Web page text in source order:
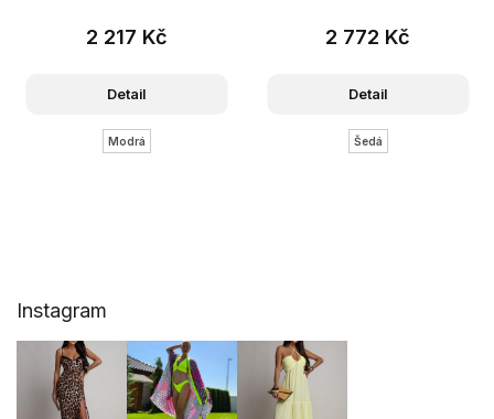
2 217 Kč
Detail
Modrá
2 772 Kč
Detail
Šedá
Instagram